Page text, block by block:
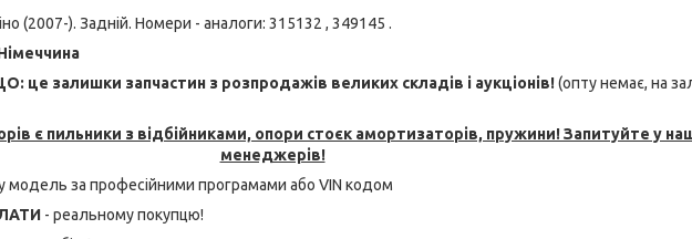
(2007-). Задній. Номери - аналоги: 315132 , 349145 .
залишки запчастин з розпродажів великих складів і аукціонів!(опту немає, на
є пильники з відбійниками, опори стоєк амортизаторів, пружини! Запитуйте у
менеджерів!
модель за професійними програмами або VIN кодом
- реальному покупцю!